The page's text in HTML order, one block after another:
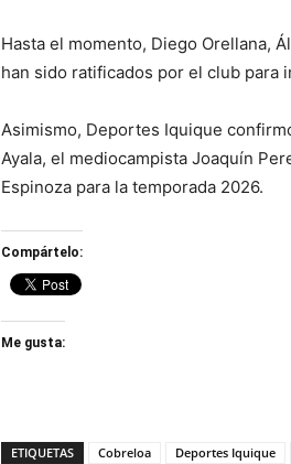
Hasta el momento, Diego Orellana,
han sido ratificados por el club para
Asimismo, Deportes Iquique
Ayala, el mediocampista Joaquín
Espinoza para la temporada 2026.
Compártelo:
Me gusta:
ETIQUETAS Cobreloa Deportes Iquique